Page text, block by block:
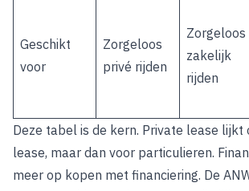
Geschikt
voor
Zorgeloos
privé rijden
Zorgeloos
zakelijk
rijden
Deze tabel is de kern. Private lease
lease, maar dan voor particulieren.
meer op kopen met financiering. De